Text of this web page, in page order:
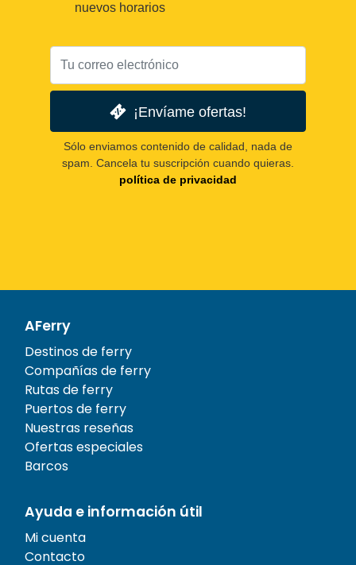
nuevos horarios
¡Envíame ofertas!
Sólo enviamos contenido de calidad, nada de
spam. Cancela tu suscripción cuando quieras.
política de privacidad
AFerry
Destinos de ferry
Compañías de ferry
Rutas de ferry
Puertos de ferry
Nuestras reseñas
Ofertas especiales
Barcos
Ayuda e información útil
Mi cuenta
Contacto